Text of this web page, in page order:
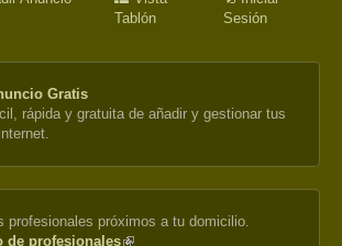
Tablón
Sesión
Gratis
rápida y gratuita de añadir y gestionar tus
profesionales próximos a tu domicilio.
de profesionales(link